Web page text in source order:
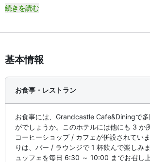
続きを読む
基本情報
お食事・レストラン
お食事には、Grandcastle Cafe&Diningで
がでしょうか。このホテルには他にも 3 か
コーヒーショップ / カフェが併設されてい
りは、バー / ラウンジで 1 杯飲んで楽しみ
ュッフェを毎日 6:30 ～ 10:00 までお召し